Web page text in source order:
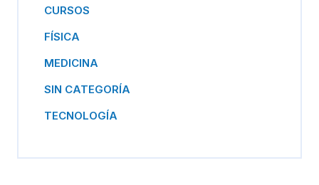
CURSOS
FÍSICA
MEDICINA
SIN CATEGORÍA
TECNOLOGÍA